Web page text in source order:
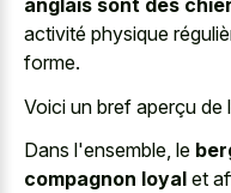
anglais sont des
activité physique
forme.
Voici un bref aperçu de
Dans l'ensemble, le
compagnon loyal et